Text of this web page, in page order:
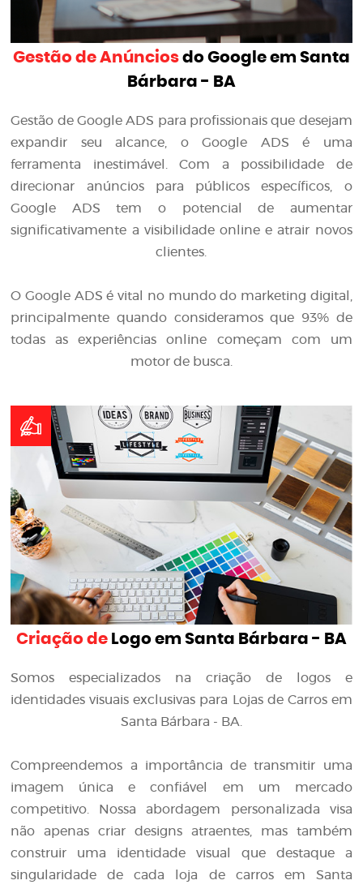
Gestão de Anúnciosdo Google em Santa
Bárbara - BA
Gestão de Google ADS para profissionais que desejam
expandir seu alcance, o Google ADS é uma
ferramenta inestimável. Com a possibilidade de
direcionar anúncios para públicos específicos, o
Google ADS tem o potencial de aumentar
significativamente a visibilidade online e atrair novos
clientes.
O Google ADS é vital no mundo do marketing digital,
principalmente quando consideramos que 93% de
todas as experiências online começam com um
motor de busca.
Criação deLogo em Santa Bárbara - BA
Somos especializados na criação de logos e
identidades visuais exclusivas para Lojas de Carros em
Santa Bárbara - BA.
Compreendemos a importância de transmitir uma
imagem única e confiável em um mercado
competitivo. Nossa abordagem personalizada visa
não apenas criar designs atraentes, mas também
construir uma identidade visual que destaque a
singularidade de cada loja de carros em Santa